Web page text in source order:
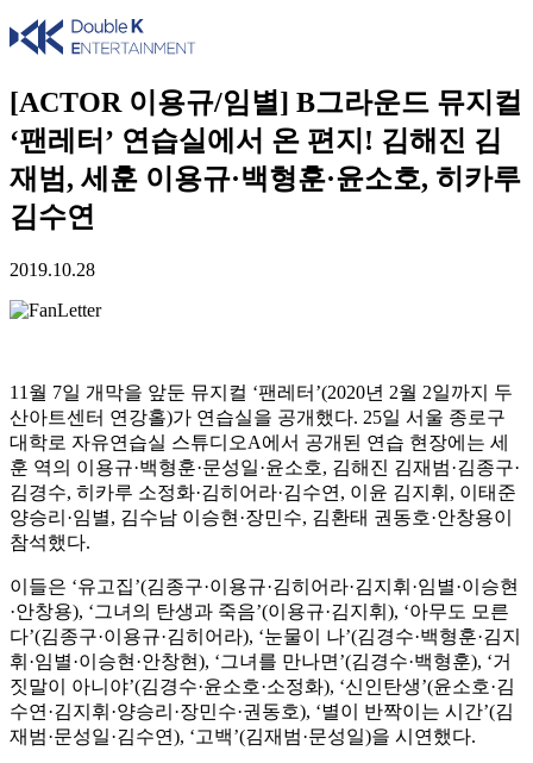
[ACTOR 이용규/임별] B그라운드 뮤지컬
‘팬레터’ 연습실에서 온 편지! 김해진 김
재범, 세훈 이용규·백형훈·윤소호, 히카루
김수연
2019.10.28
11월 7일 개막을 앞둔 뮤지컬 ‘팬레터’(2020년 2월 2일까지 두
산아트센터 연강홀)가 연습실을 공개했다. 25일 서울 종로구
대학로 자유연습실 스튜디오A에서 공개된 연습 현장에는 세
훈 역의 이용규·백형훈·문성일·윤소호, 김해진 김재범·김종구·
김경수, 히카루 소정화·김히어라·김수연, 이윤 김지휘, 이태준
양승리·임별, 김수남 이승현·장민수, 김환태 권동호·안창용이
참석했다.
이들은 ‘유고집’(김종구·이용규·김히어라·김지휘·임별·이승현
·안창용), ‘그녀의 탄생과 죽음’(이용규·김지휘), ‘아무도 모른
다’(김종구·이용규·김히어라), ‘눈물이 나’(김경수·백형훈·김지
휘·임별·이승현·안창현), ‘그녀를 만나면’(김경수·백형훈), ‘거
짓말이 아니야’(김경수·윤소호·소정화), ‘신인탄생’(윤소호·김
수연·김지휘·양승리·장민수·권동호), ‘별이 반짝이는 시간’(김
재범·문성일·김수연), ‘고백’(김재범·문성일)을 시연했다.